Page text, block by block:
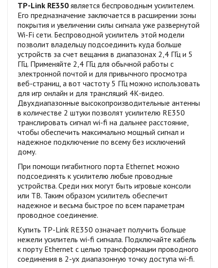
TP-Link RE350 является беспроводным усилителем.
Его предназначение заключается в расширении зоны
покрытия и увеличении силы сигнала уже развернутой
Wi-Fi сети. Беспроводной усилитель этой модели
позволит владельцу подсоединить куда больше
устройств за счет вещания в диапазонах 2,4 ГГц и 5
ГГц. Применяйте 2,4 ГГц для обычной работы с
электронной почтой и для привычного просмотра
веб-страниц, а вот частоту 5 ГГц можно использовать
для игр онлайн и для трансляций 4К-видео.
Двухдиапазонные высокопроизводительные антенны
в количестве 2 штуки позволят усилителю RE350
транслировать сигнал wi-fi на дальнее расстояние,
чтобы обеспечить максимально мощный сигнал и
надежное подключение по всему без исключений
дому.
При помощи гигабитного порта Ethernet можно
подсоединять к усилителю любые проводные
устройства. Среди них могут быть игровые консоли
или ТВ. Таким образом усилитель обеспечит
надежное и весьма быстрое по всем параметрам
проводное соединение.
Купить TP-Link RE350 означает получить больше
нежели усилитель wi-fi сигнала. Подключайте кабель
к порту Ethernet с целью трансформации проводного
соединения в 2-ух диапазонную точку доступа wi-fi.